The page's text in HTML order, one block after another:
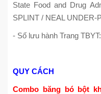
State Food and Drug
SPLINT / NEAL UNDER-
- Số lưu hành Trang
QUY CÁCH
Combo băng bó bột